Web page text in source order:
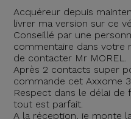
Acquéreur depuis
livrer ma version sur ce
Conseillé par une
commentaire dans votre
de contacter Mr MOREL.
Après 2 contacts super
commande cet Axxome
Respect dans le délai de
tout est parfait.
A la réception, je monte